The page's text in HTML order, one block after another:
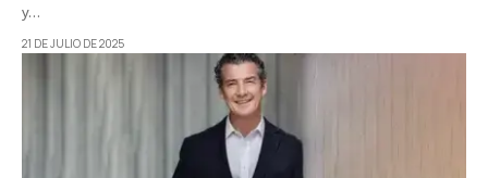
y…
21 DE JULIO DE 2025